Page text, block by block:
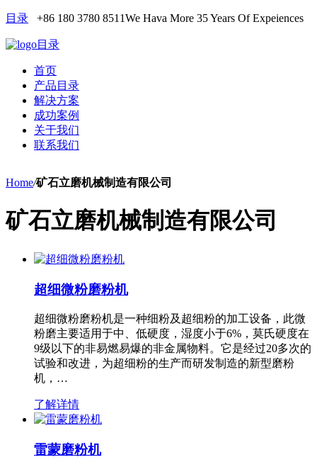
目录 +86 180 3780 8511We Hava More 35 Years Of Expeiences
目录
首页
产品目录
解决方案
成功案例
关于我们
联系我们
Home/矿石立磨机械制造有限公司
矿石立磨机械制造有限公司
超细微粉磨粉机
超细微粉磨粉机是一种细粉及超细粉的加工设备，此微
粉磨主要适用于中、低硬度，湿度小于6%，莫氏硬度在
9级以下的非易燃易爆的非金属物料。它是经过20多次的
试验和改进，为超细粉的生产而研发制造的新型磨粉
机，…
了解详情
雷蒙磨粉机